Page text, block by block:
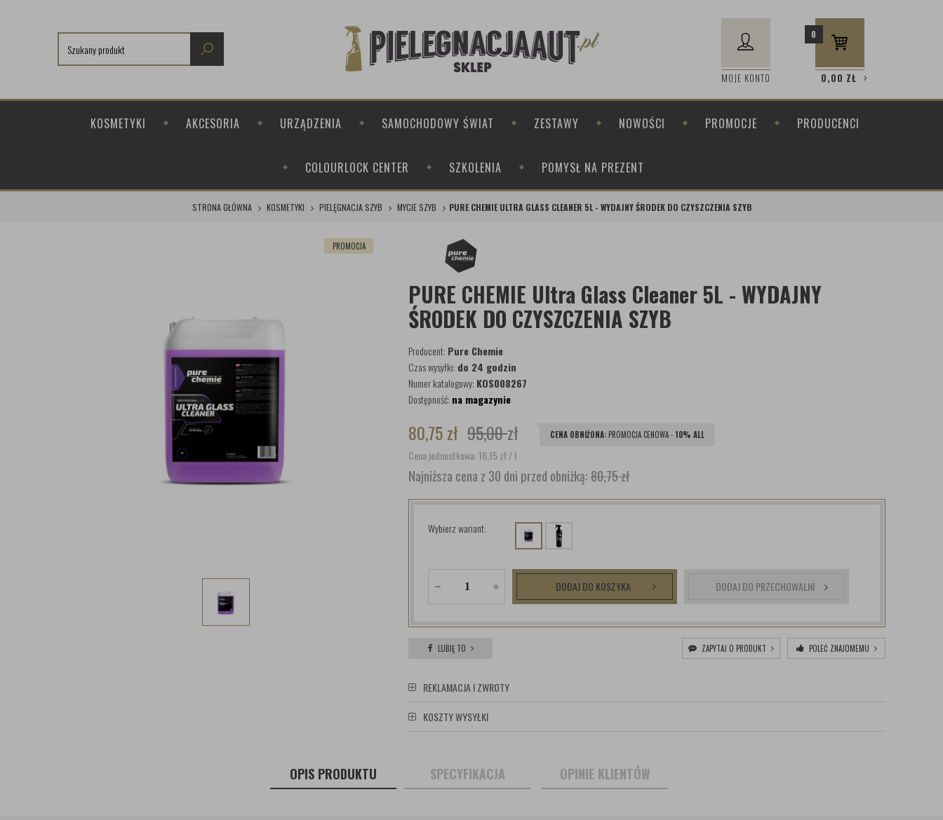
MOJE KONTO
0
0,00 ZŁ
KOSMETYKI AKCESORIA URZĄDZENIA SAMOCHODOWY ŚWIAT ZESTAWY NOWOŚCI PROMOCJE PRODUCENCI
COLOURLOCK CENTER SZKOLENIA POMYSŁ NA PREZENT
STRONA GŁÓWNA KOSMETYKI PIELĘGNACJA SZYB MYCIE SZYB PURE CHEMIE ULTRA GLASS CLEANER 5L - WYDAJNY ŚRODEK DO CZYSZCZENIA SZYB
PROMOCJA
PURE CHEMIE Ultra Glass Cleaner 5L - WYDAJNY
ŚRODEK DO CZYSZCZENIA SZYB
Producent: Pure Chemie
Czas wysyłki: do 24 godzin
Numer katalogowy: KOS008267
Dostępność: na magazynie
80,75zł 95,00zł CENA OBNIŻONA: PROMOCJA CENOWA -10% ALL
Cena jednostkowa: 16,15zł/ l
Najniższa cena z 30 dni przed obniżką:80,75 zł
Wybierz wariant:
DODAJ DO KOSZYKA DODAJ DO PRZECHOWALNI
LUBIĘ TO ZAPYTAJ O PRODUKT POLEĆ ZNAJOMEMU
REKLAMACJA I ZWROTY
KOSZTY WYSYŁKI
OPIS PRODUKTU SPECYFIKACJA OPINIE KLIENTÓW